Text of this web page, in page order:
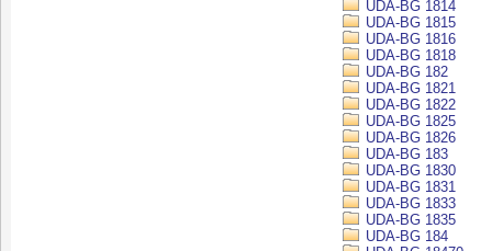
UDA-BG 1814
UDA-BG 1815
UDA-BG 1816
UDA-BG 1818
UDA-BG 182
UDA-BG 1821
UDA-BG 1822
UDA-BG 1825
UDA-BG 1826
UDA-BG 183
UDA-BG 1830
UDA-BG 1831
UDA-BG 1833
UDA-BG 1835
UDA-BG 184